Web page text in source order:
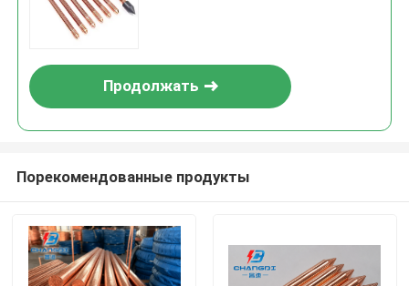
Продолжать
Порекомендованные продукты